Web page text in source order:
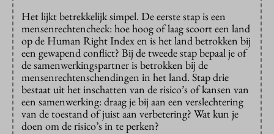
Het lijkt betrekkelijk simpel. De eerste stap is een
mensenrechtencheck: hoe hoog of laag scoort een land
op de Human Right Index en is het land betrokken bij
een gewapend conflict? Bij de tweede stap bepaal je of
de samenwerkingspartner is betrokken bij de
mensenrechtenschendingen in het land. Stap drie
bestaat uit het inschatten van de risico’s of kansen van
een samenwerking: draag je bij aan een verslechtering
van de toestand of juist aan verbetering? Wat kun je
doen om de risico’s in te perken?